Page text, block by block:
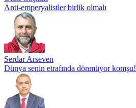
Anti-emperyalistler birlik olmalı
Serdar Arseven
Dünya senin etrafında dönmüyor komşu!